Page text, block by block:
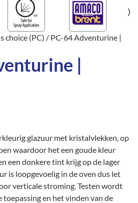
choice (PC) / PC-64 Adventurine |
|
glazuur met kristalvlekken, op
waardoor het een goude kleur
een donkere tint krijg op de lager
is loopgevoelig in de oven dus let
verticale stroming. Testen wordt
toepassing en het vinden van de